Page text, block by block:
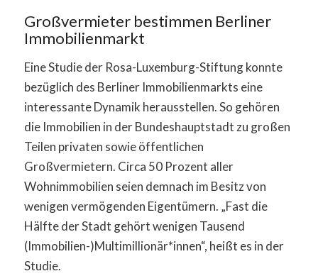
Großvermieter bestimmen Berliner
Immobilienmarkt
Eine Studie der Rosa-Luxemburg-Stiftung konnte
bezüglich des Berliner Immobilienmarkts eine
interessante Dynamik herausstellen. So gehören
die Immobilien in der Bundeshauptstadt zu großen
Teilen privaten sowie öffentlichen
Großvermietern. Circa 50 Prozent aller
Wohnimmobilien seien demnach im Besitz von
wenigen vermögenden Eigentümern. „Fast die
Hälfte der Stadt gehört wenigen Tausend
(Immobilien-)Multimillionär*innen“, heißt es in der
Studie.